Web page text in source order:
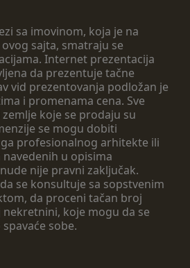
sa imovinom, koja je na
sajta, smatraju se
Internet prezentacija
da prezentuje tačne
vid prezentovanja podložan je
i promenama cena. Sve
koje se prodaju su
se mogu dobiti
profesionalnog arhitekte ili
u opisima
nije pravni zaključak.
se konsultuje sa sopstvenim
da proceni tačan broj
koje mogu da se
sobe.